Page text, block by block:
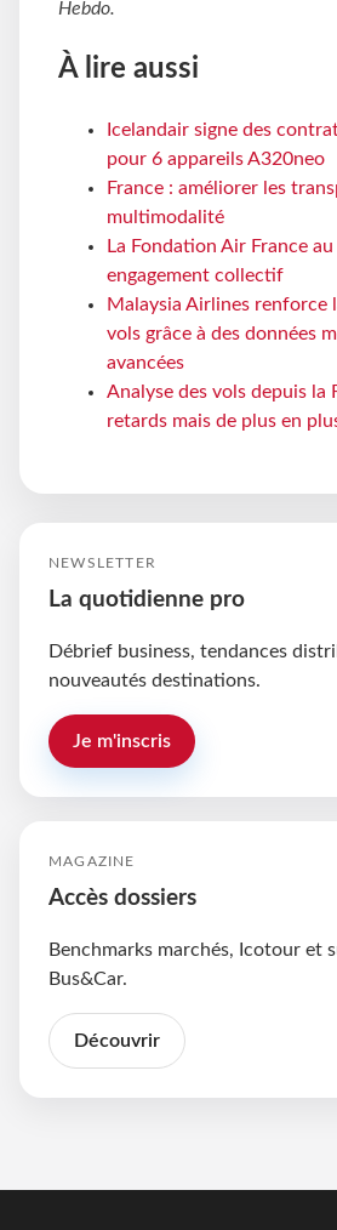
Hebdo.
À lire aussi
Icelandair signe des
pour 6 appareils A320neo
France : améliorer les
multimodalité
La Fondation Air France au
engagement collectif
Malaysia Airlines renforce
vols grâce à des données
avancées
Analyse des vols depuis la
retards mais de plus en
NEWSLETTER
La quotidienne pro
Débrief business, tendances
nouveautés destinations.
Je m'inscris
MAGAZINE
Accès dossiers
Benchmarks marchés, Icotour et
Bus&Car.
Découvrir